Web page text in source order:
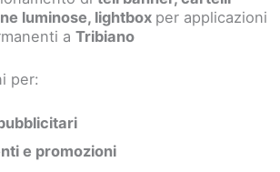
luminose, lightbox per applicazioni
a Tribiano
per:
e promozioni